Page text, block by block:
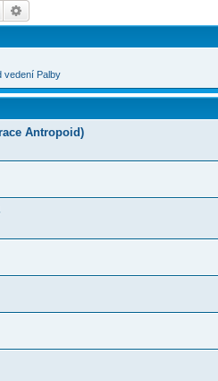
Hledat
vedení Palby
Antropoid)